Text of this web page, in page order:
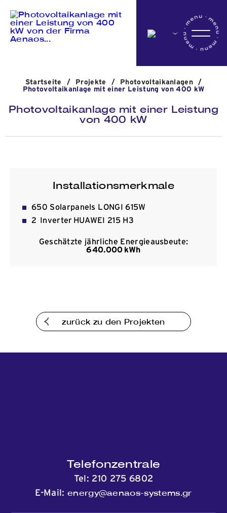
Das Unternehmen
Nachrichten
Kommunikation
Startseite / Projekte / Photovoltaikanlagen
/
Photovoltaikanlage mit einer Leistung von 400 kW
Photovoltaikanlage mit einer Leistung
von 400 kW
Installationsmerkmale
​650 Solarpanels LONGI 615W
2 Inverter HUAWEI 215 H3
Geschätzte jährliche Energieausbeute:
640.000 kWh
zurück zu den Projekten
Telefonzentrale
Tel: 210 275 6802
E-Mail: energy@aenaos-systems.gr